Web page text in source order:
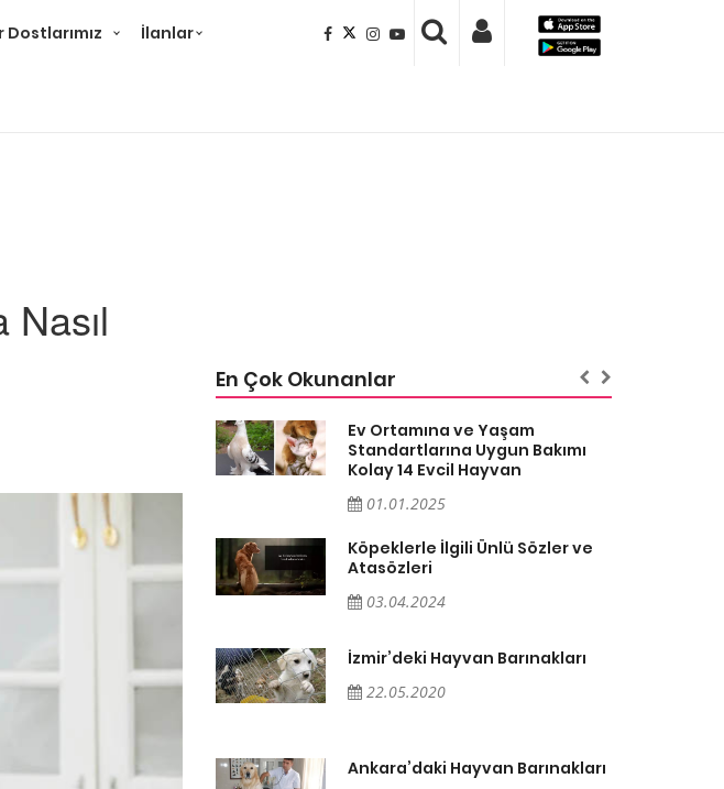
Dostlarımız İlanlar
En Çok Okunanlar
İlgili Ünlü Sözler ve
Hayvan Barınakları
Ev Ortamına ve Yaşam
Standartlarına Uygun Bakımı
Kolay 14 Evcil Hayvan
01.01.2025
Köpeklerle İlgili Ünlü Sözler ve
Atasözleri
03.04.2024
İzmir’deki Hayvan Barınakları
22.05.2020
Ankara’daki Hayvan Barınakları